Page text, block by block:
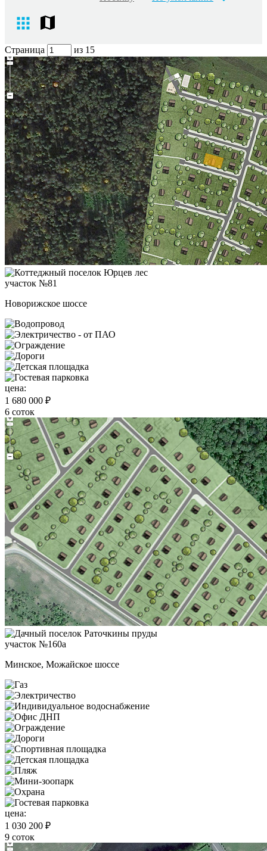
Страница из 15
участок №81
Новорижское шоссе
цена:
1 680 000 ₽
6 соток
участок №160а
Минское, Можайское шоссе
цена:
1 030 200 ₽
9 соток